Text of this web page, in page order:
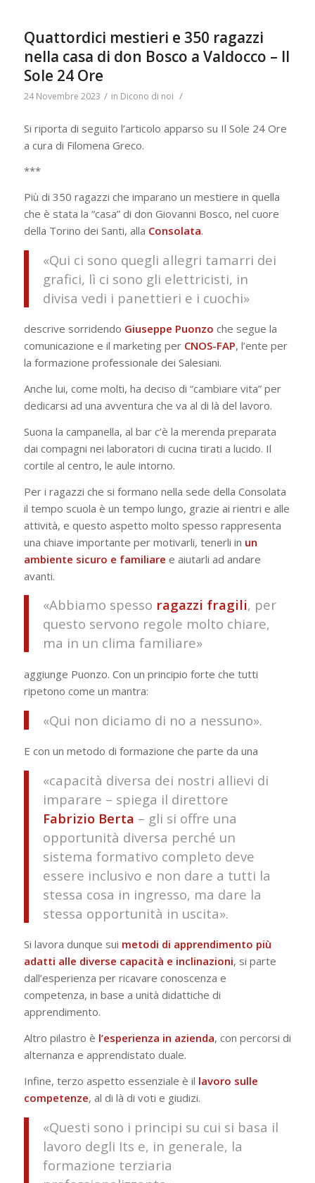
Quattordici mestieri e 350 ragazzi
nella casa di don Bosco a Valdocco – Il
Sole 24 Ore
24 Novembre 2023 / in Dicono di noi /
Si riporta di seguito l’articolo apparso su Il Sole 24 Ore
a cura di Filomena Greco.
***
Più di 350 ragazzi che imparano un mestiere in quella
che è stata la “casa” di don Giovanni Bosco, nel cuore
della Torino dei Santi, alla Consolata.
«Qui ci sono quegli allegri tamarri dei
grafici, lì ci sono gli elettricisti, in
divisa vedi i panettieri e i cuochi»
descrive sorridendo Giuseppe Puonzo che segue la
comunicazione e il marketing per CNOS-FAP, l’ente per
la formazione professionale dei Salesiani.
Anche lui, come molti, ha deciso di “cambiare vita” per
dedicarsi ad una avventura che va al di là del lavoro.
Suona la campanella, al bar c’è la merenda preparata
dai compagni nei laboratori di cucina tirati a lucido. Il
cortile al centro, le aule intorno.
Per i ragazzi che si formano nella sede della Consolata
il tempo scuola è un tempo lungo, grazie ai rientri e alle
attività, e questo aspetto molto spesso rappresenta
una chiave importante per motivarli, tenerli in un
ambiente sicuro e familiare e aiutarli ad andare
avanti.
«Abbiamo spesso ragazzi fragili, per
questo servono regole molto chiare,
ma in un clima familiare»
aggiunge Puonzo. Con un principio forte che tutti
ripetono come un mantra:
«Qui non diciamo di no a nessuno».
E con un metodo di formazione che parte da una
«capacità diversa dei nostri allievi di
imparare – spiega il direttore
Fabrizio Berta – gli si offre una
opportunità diversa perché un
sistema formativo completo deve
essere inclusivo e non dare a tutti la
stessa cosa in ingresso, ma dare la
stessa opportunità in uscita».
Si lavora dunque sui metodi di apprendimento più
adatti alle diverse capacità e inclinazioni, si parte
dall’esperienza per ricavare conoscenza e
competenza, in base a unità didattiche di
apprendimento.
Altro pilastro è l’esperienza in azienda, con percorsi di
alternanza e apprendistato duale.
Infine, terzo aspetto essenziale è il lavoro sulle
competenze, al di là di voti e giudizi.
«Questi sono i principi su cui si basa il
lavoro degli Its e, in generale, la
formazione terziaria